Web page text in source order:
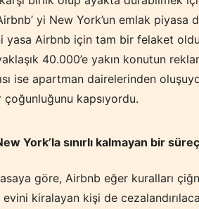
yi New York’un emlak piyasa
yasa Airbnb için tam bir felaket
40.000’e yakın konutun
ise apartman dairelerinden
kapsıyordu.
York’la sınırlı kalmayan bir
göre, Airbnb eğer kuralları
kiralayan kişi de